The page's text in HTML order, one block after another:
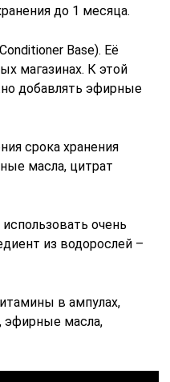
до 1 месяца.
Base). Её
магазинах. К этой
добавлять эфирные
срока хранения
масла, цитрат
очень
из водорослей –
в ампулах,
эфирные масла,